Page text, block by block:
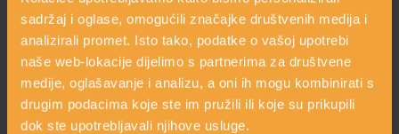
sadržaj i oglase, omogućili značajke društvenih medija i
analizirali promet. Isto tako, podatke o vašoj upotrebi
naše web-lokacije dijelimo s partnerima za društvene
medije, oglašavanje i analizu, a oni ih mogu kombinirati s
drugim podacima koje ste im pružili ili koje su prikupili
dok ste upotrebljavali njihove usluge.
Sposobnost vezanja vode
U proizvodnji sladoleda
Je li fruktoza prirodni šećer? arrow_circle_right
Mora proći kroz jetru